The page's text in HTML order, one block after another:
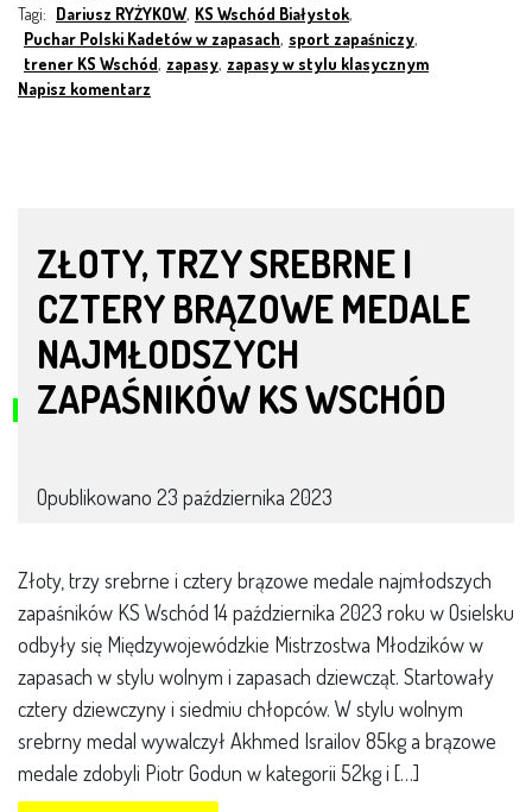
Tagi: Dariusz RYŻYKOW, KS Wschód Białystok,
Puchar Polski Kadetów w zapasach, sport zapaśniczy,
trener KS Wschód, zapasy, zapasy w stylu klasycznym
Napisz komentarz
ZŁOTY, TRZY SREBRNE I
CZTERY BRĄZOWE MEDALE
NAJMŁODSZYCH
ZAPAŚNIKÓW KS WSCHÓD
Opublikowano 23 października 2023
Złoty, trzy srebrne i cztery brązowe medale najmłodszych
zapaśników KS Wschód 14 października 2023 roku w Osielsku
odbyły się Międzywojewódzkie Mistrzostwa Młodzików w
zapasach w stylu wolnym i zapasach dziewcząt. Startowały
cztery dziewczyny i siedmiu chłopców. W stylu wolnym
srebrny medal wywalczył Akhmed Israilov 85kg a brązowe
medale zdobyli Piotr Godun w kategorii 52kg i […]